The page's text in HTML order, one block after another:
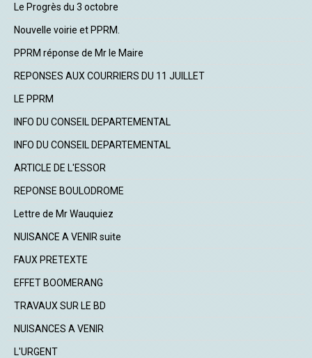
Le Progrès du 3 octobre
Nouvelle voirie et PPRM.
PPRM réponse de Mr le Maire
REPONSES AUX COURRIERS DU 11 JUILLET
LE PPRM
INFO DU CONSEIL DEPARTEMENTAL
INFO DU CONSEIL DEPARTEMENTAL
ARTICLE DE L'ESSOR
REPONSE BOULODROME
Lettre de Mr Wauquiez
NUISANCE A VENIR suite
FAUX PRETEXTE
EFFET BOOMERANG
TRAVAUX SUR LE BD
NUISANCES A VENIR
L'URGENT